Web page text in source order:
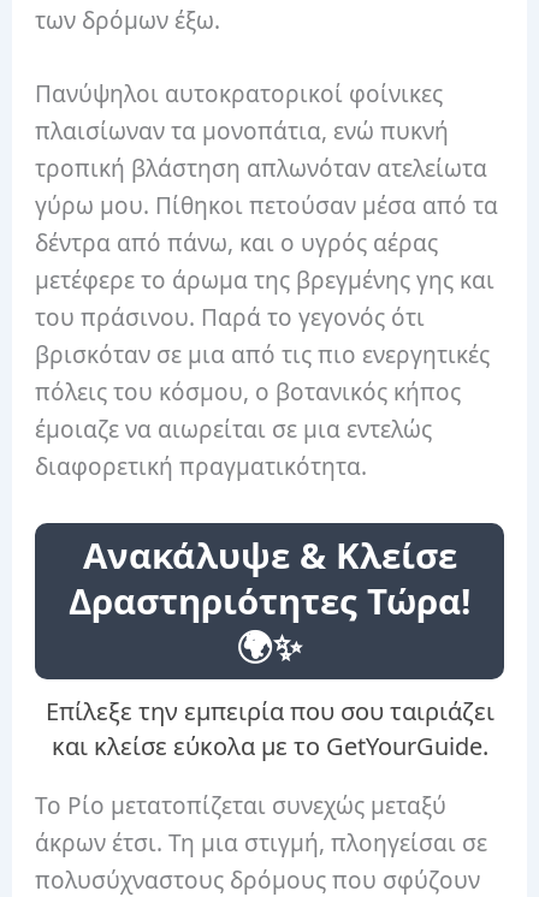
των δρόμων έξω.
Πανύψηλοι αυτοκρατορικοί φοίνικες
πλαισίωναν τα μονοπάτια, ενώ πυκνή
τροπική βλάστηση απλωνόταν ατελείωτα
γύρω μου. Πίθηκοι πετούσαν μέσα από τα
δέντρα από πάνω, και ο υγρός αέρας
μετέφερε το άρωμα της βρεγμένης γης και
του πράσινου. Παρά το γεγονός ότι
βρισκόταν σε μια από τις πιο ενεργητικές
πόλεις του κόσμου, ο βοτανικός κήπος
έμοιαζε να αιωρείται σε μια εντελώς
διαφορετική πραγματικότητα.
Ανακάλυψε & Κλείσε
Δραστηριότητες Τώρα!
🌍✨
Επίλεξε την εμπειρία που σου ταιριάζει
και κλείσε εύκολα με το GetYourGuide.
Το Ρίο μετατοπίζεται συνεχώς μεταξύ
άκρων έτσι. Τη μια στιγμή, πλοηγείσαι σε
πολυσύχναστους δρόμους που σφύζουν